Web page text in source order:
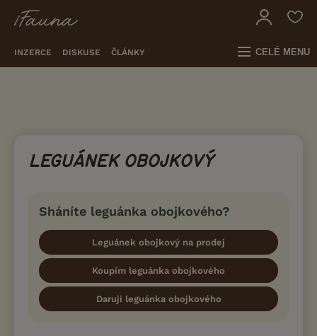
INZERCE DISKUSE ČLÁNKY CELÉ MENU
LEGUÁNEK OBOJKOVÝ
Sháníte leguánka obojkového?
Leguánek obojkový na prodej
Koupím leguánka obojkového
Daruji leguánka obojkového